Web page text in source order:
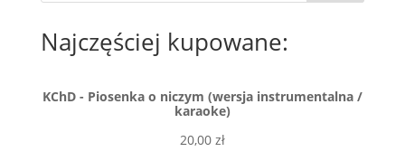
Najczęściej kupowane:
KChD - Piosenka o niczym (wersja instrumentalna /
karaoke)
20,00 zł